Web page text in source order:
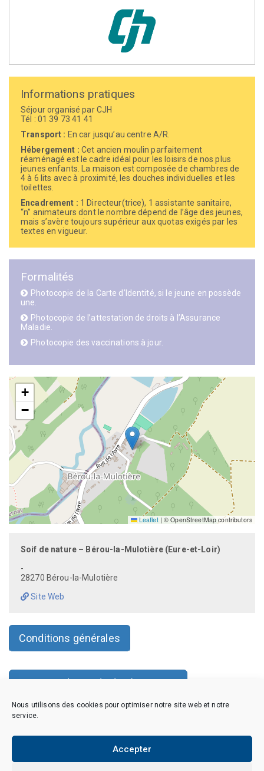
Nous utilisons des cookies pour optimiser notre site web et notre
service.
Accepter
Informations pratiques
Séjour organisé par CJH
Tél : 01 39 73 41 41
Transport : En car jusqu’au centre A/R.
Hébergement : Cet ancien moulin parfaitement
réaménagé est le cadre idéal pour les loisirs de nos plus
jeunes enfants. La maison est composée de chambres de
4 à 6 lits avec à proximité, les douches individuelles et les
toilettes.
Encadrement : 1 Directeur(trice), 1 assistante sanitaire,
“n” animateurs dont le nombre dépend de l’âge des jeunes,
mais s’avère toujours supérieur aux quotas exigés par les
textes en vigueur.
Formalités
Photocopie de la Carte d’Identité, si le jeune en possède
une.
Photocopie de l’attestation de droits à l’Assurance
Maladie.
Photocopie des vaccinations à jour.
+
−
Leaflet | © OpenStreetMap contributors
Soif de nature – Bérou-la-Mulotière (Eure-et-Loir)
-
28270 Bérou-la-Mulotière
Site Web
Conditions générales
Faire une demande de réservation
Politique de confidentialité
Mentions Légales et Politique des données personnelles